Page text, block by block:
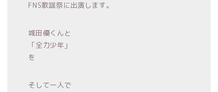
FNS歌謡祭に出演します。
城田優くんと
「全力少年」
を
そして一人で